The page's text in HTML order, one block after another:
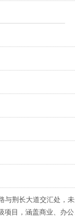
与荆长大道交汇处，
项目，涵盖商业、办